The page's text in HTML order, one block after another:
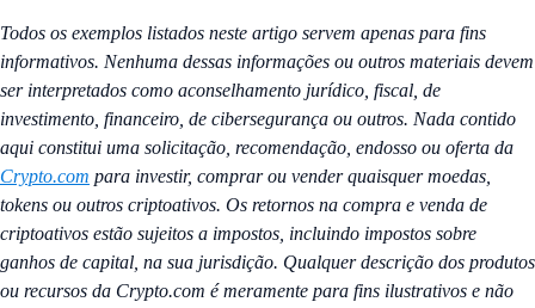
Todos os exemplos listados neste artigo servem apenas para fins
informativos. Nenhuma dessas informações ou outros materiais devem
ser interpretados como aconselhamento jurídico, fiscal, de
investimento, financeiro, de cibersegurança ou outros. Nada contido
aqui constitui uma solicitação, recomendação, endosso ou oferta da
Crypto.com para investir, comprar ou vender quaisquer moedas,
tokens ou outros criptoativos. Os retornos na compra e venda de
criptoativos estão sujeitos a impostos, incluindo impostos sobre
ganhos de capital, na sua jurisdição. Qualquer descrição dos produtos
ou recursos da Crypto.com é meramente para fins ilustrativos e não